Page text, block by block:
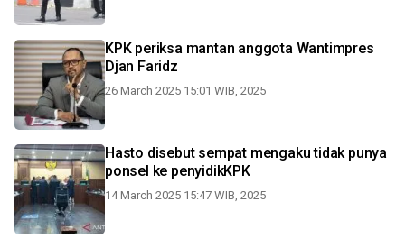
KPK periksa mantan anggota Wantimpres
Djan Faridz
26 March 2025 15:01 WIB, 2025
Hasto disebut sempat mengaku tidak punya
ponsel ke penyidikKPK
14 March 2025 15:47 WIB, 2025